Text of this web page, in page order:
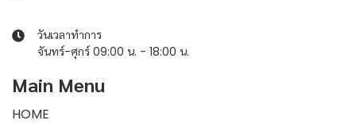
วันเวลาทำการ
จันทร์-ศุกร์ 09:00 น. - 18:00 น.
Main Menu
HOME